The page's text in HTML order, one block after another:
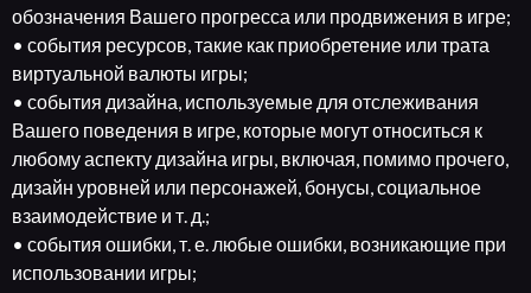
обозначения Вашего прогресса или продвижения в игре;
• события ресурсов, такие как приобретение или трата
виртуальной валюты игры;
• события дизайна, используемые для отслеживания
Вашего поведения в игре, которые могут относиться к
любому аспекту дизайна игры, включая, помимо прочего,
дизайн уровней или персонажей, бонусы, социальное
взаимодействие и т. д.;
• события ошибки, т. е. любые ошибки, возникающие при
использовании игры;